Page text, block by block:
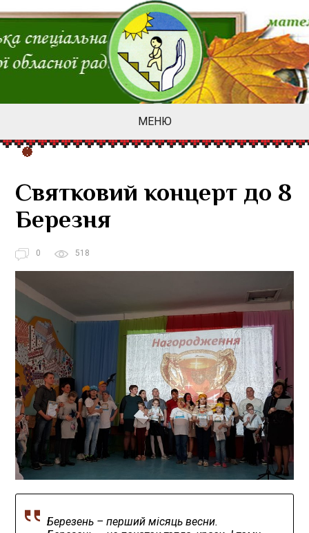
МЕНЮ
Святковий концерт до 8
Березня
0 518
Березень – перший місяць весни.